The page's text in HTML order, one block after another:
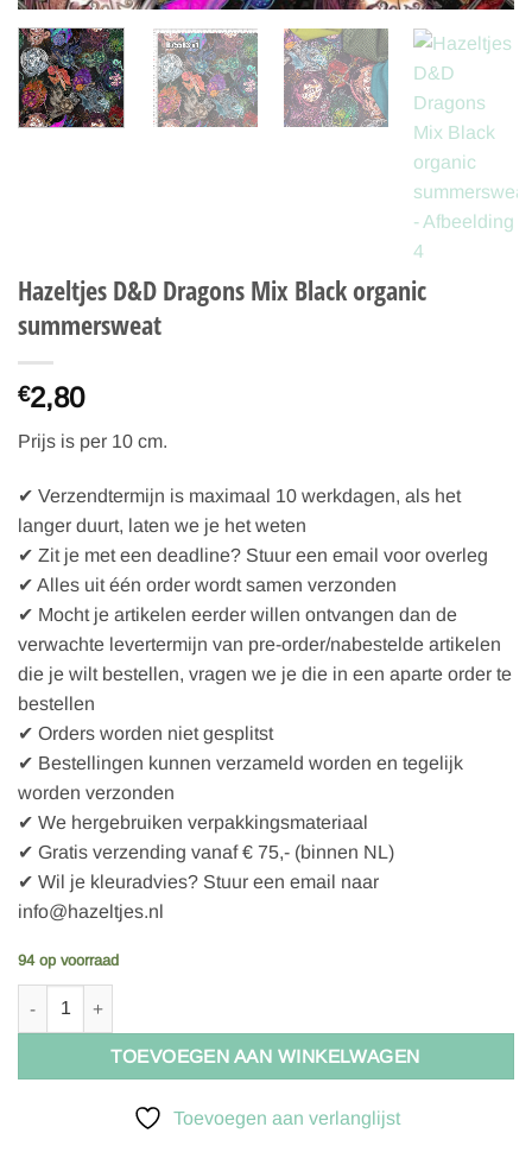
Hazeltjes D&D Dragons Mix Black organic
summersweat
€2,80
Prijs is per 10 cm.
✔ Verzendtermijn is maximaal 10 werkdagen, als het
langer duurt, laten we je het weten
✔ Zit je met een deadline? Stuur een email voor overleg
✔ Alles uit één order wordt samen verzonden
✔ Mocht je artikelen eerder willen ontvangen dan de
verwachte levertermijn van pre-order/nabestelde artikelen
die je wilt bestellen, vragen we je die in een aparte order te
bestellen
✔ Orders worden niet gesplitst
✔ Bestellingen kunnen verzameld worden en tegelijk
worden verzonden
✔ We hergebruiken verpakkingsmateriaal
✔ Gratis verzending vanaf € 75,- (binnen NL)
✔ Wil je kleuradvies? Stuur een email naar
info@hazeltjes.nl
94 op voorraad
Hazeltjes D&D Dragons Mix Black organic summersweat aantal
TOEVOEGEN AAN WINKELWAGEN
Toevoegen aan verlanglijst